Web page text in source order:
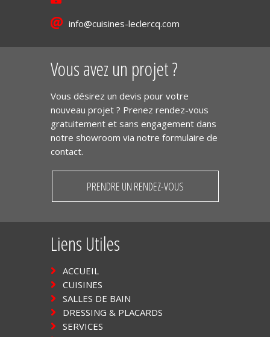
info@cuisines-leclercq.com
Vous avez un projet ?
Vous désirez un devis pour votre
nouveau projet ? Prenez rendez-vous
gratuitement et sans engagement dans
notre showroom via notre formulaire de
contact.
PRENDRE UN RENDEZ-VOUS
Liens Utiles
ACCUEIL
CUISINES
SALLES DE BAIN
DRESSING & PLACARDS
SERVICES